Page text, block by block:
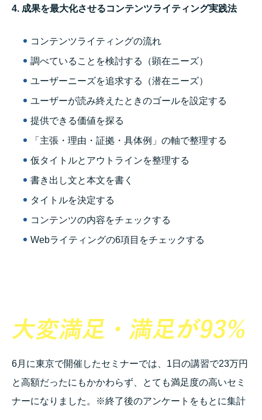
4. 成果を最大化させるコンテンツライティング実践法
コンテンツライティングの流れ
調べていることを検討する（顕在ニーズ）
ユーザーニーズを追求する（潜在ニーズ）
ユーザーが読み終えたときのゴールを設定する
提供できる価値を探る
「主張・理由・証拠・具体例」の軸で整理する
仮タイトルとアウトラインを整理する
書き出し文と本文を書く
タイトルを決定する
コンテンツの内容をチェックする
Webライティングの6項目をチェックする
6月に東京で開催したセミナーでは、1日の講習で23万円
と高額だったにもかかわらず、とても満足度の高いセミ
ナーになりました。※終了後のアンケートをもとに集計